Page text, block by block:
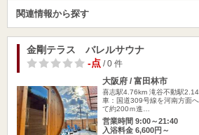
関連情報から探す
金剛テラス バレルサウナ
-点/ 0 件
大阪府 / 富田林市
喜志駅4.76km 滝谷不動駅
車：国道309号線を河南方面
て約200ｍ進…
営業時間 9:00～21:40
入浴料金 6,600円～